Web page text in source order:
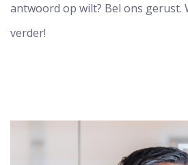
antwoord op wilt? Bel ons gerust.
verder!